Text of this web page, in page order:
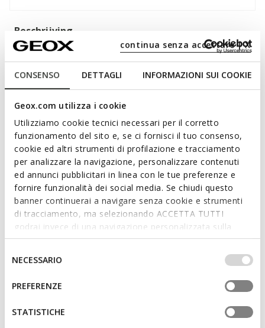
CONSENSO DETTAGLI INFORMAZIONI SUI COOKIE
Geox.com utilizza i cookie
Utilizziamo cookie tecnici necessari per il corretto
funzionamento del sito e, se ci fornisci il tuo consenso,
cookie ed altri strumenti di profilazione e tracciamento
per analizzare la navigazione, personalizzare contenuti
ed annunci pubblicitari in linea con le tue preferenze e
fornire funzionalità dei social media. Se chiudi questo
banner continuerai a navigare senza cookie e strumenti
di tracciamento, ma selezionando ACCETTA TUTTI
godrai invece di una navigazione personalizzata sulla
base dei tuoi gusti ed interessi. Selezionando
IMPOSTAZIONI potrai anche scegliere quali cookies ed
altri strumenti di tracciamento autorizzare. Per maggiori
informazioni o per modificare in qualsiasi momento le
tue impostazioni, visita la nostra
del
consenso
NECESSARIO
PREFERENZE
STATISTICHE
continua senza accettare | X
Beschrijving
Damessandaal met een comfortabele brede hak, vrouwelijke
uitstraling en essentieel design. Licht en ademend, gemaakt
van zacht Nappa-leer en hier getoond in een veelzijdige
melkwitte tint. De nieuwe Eraklia 50 is geschikt voor zowel
zakelijke looks als elegantere outfits.
ITEMCODE:
D65RNA000TUC1122
Kenmerken
Door dit product aan te schaffen,
ondersteunt u leerlooierijen met Leather
Working Group-certificering
Hakhoogte: 5 cm / 2"
Gesp op de riem om de pasvorm aan te passen
Materialen